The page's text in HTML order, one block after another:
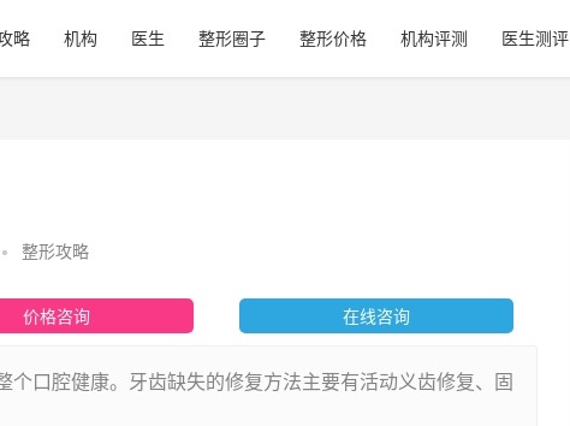
略 机构 医生 整形圈子 整形价格 机构评测 医生测评
• 整形攻略
价格咨询 在线咨询
口腔健康。牙齿缺失的修复方法主要有活动义齿修复、固